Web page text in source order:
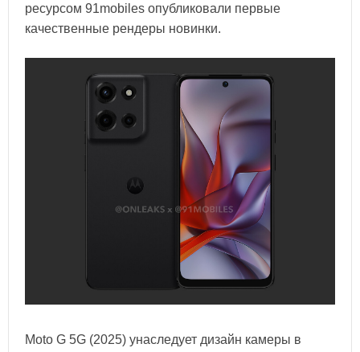
ресурсом 91mobiles опубликовали первые
качественные рендеры новинки.
Moto G 5G (2025) унаследует дизайн камеры в